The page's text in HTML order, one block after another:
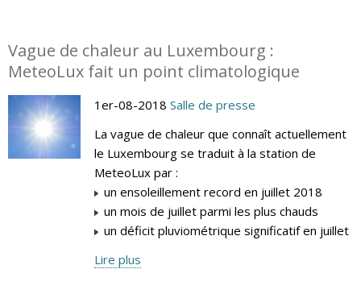
Vague de chaleur au Luxembourg :
MeteoLux fait un point climatologique
1er-08-2018 Salle de presse
La vague de chaleur que connaît actuellement
le Luxembourg se traduit à la station de
MeteoLux par :
un ensoleillement record en juillet 2018
un mois de juillet parmi les plus chauds
un déficit pluviométrique significatif en juillet
Lire plus